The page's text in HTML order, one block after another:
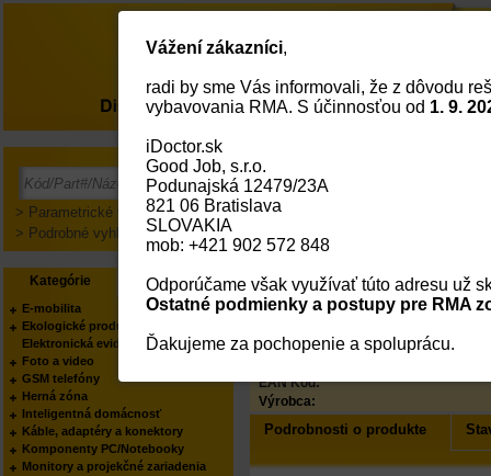
Produkt je vyradený!
Produkt už nie je v našej ponuke.
Kód:
EAN Kód:
Výrobca:
Podrobnosti o produkte
> Parametrické vyhľadávanie
> Podrobné vyhľadávanie
Kategórie Výrobcovia
E-mobilita
Ekologické produkty
Elektronická evidencia tržieb
Foto a video
GSM telefóny
Herná zóna
Inteligentná domácnosť
Káble, adaptéry a konektory
Komponenty PC/Notebooky
Monitory a projekčné zariadenia
O nás
Vážení zákazníci,
radi by sme Vás informovali, že z dôvodu
vybavovania RMA. S účinnosťou od 1. 9.
iDoctor.sk
Good Job, s.r.o.
Podunajská 12479/23A
821 06 Bratislava
SLOVAKIA
mob: +421 902 572 848
Odporúčame však využívať túto adresu už
Ostatné podmienky a postupy pre RMA
Ďakujeme za pochopenie a spoluprácu.